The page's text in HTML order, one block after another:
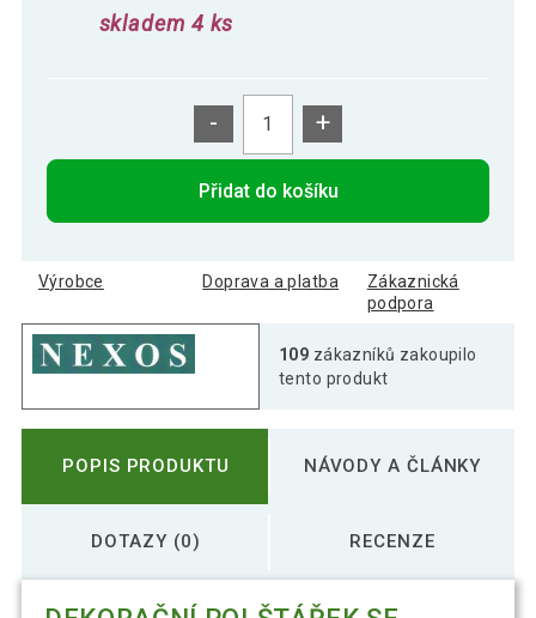
skladem 4 ks
- +
Přidat do košíku
Výrobce Doprava a platba
Zákaznická
podpora
109 zákazníků zakoupilo
tento produkt
POPIS PRODUKTU NÁVODY A ČLÁNKY
DOTAZY (0) RECENZE